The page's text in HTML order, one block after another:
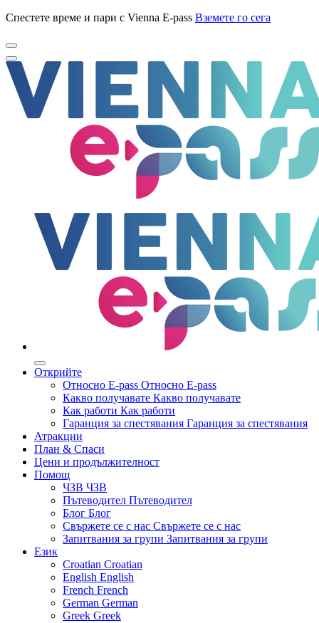
Спестете време и пари с Vienna E-pass Вземете го сега
Открийте
Относно E-pass Относно E-pass
Какво получавате Какво получавате
Как работи Как работи
Гаранция за спестявания Гаранция за спестявания
Атракции
План & Спаси
Цени и продължителност
Помощ
ЧЗВ ЧЗВ
Пътеводител Пътеводител
Блог Блог
Свържете се с нас Свържете се с нас
Запитвания за групи Запитвания за групи
Език
Croatian Croatian
English English
French French
German German
Greek Greek